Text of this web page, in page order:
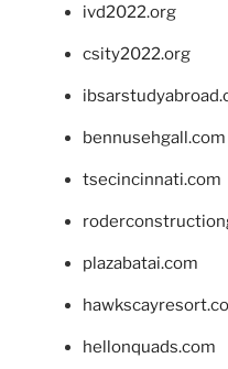
ivd2022.org
csity2022.org
bennusehgall.com
tsecincinnati.com
plazabatai.com
hellonquads.com